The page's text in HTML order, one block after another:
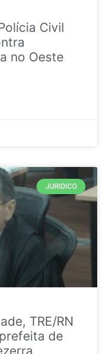
Civil
no Oeste
JURIDICO
TRE/RN
de